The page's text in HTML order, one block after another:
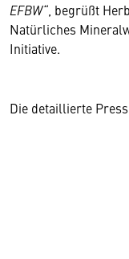
EFBW“ , begrüßt
Natürliches
Initiative.
Die detaillierte